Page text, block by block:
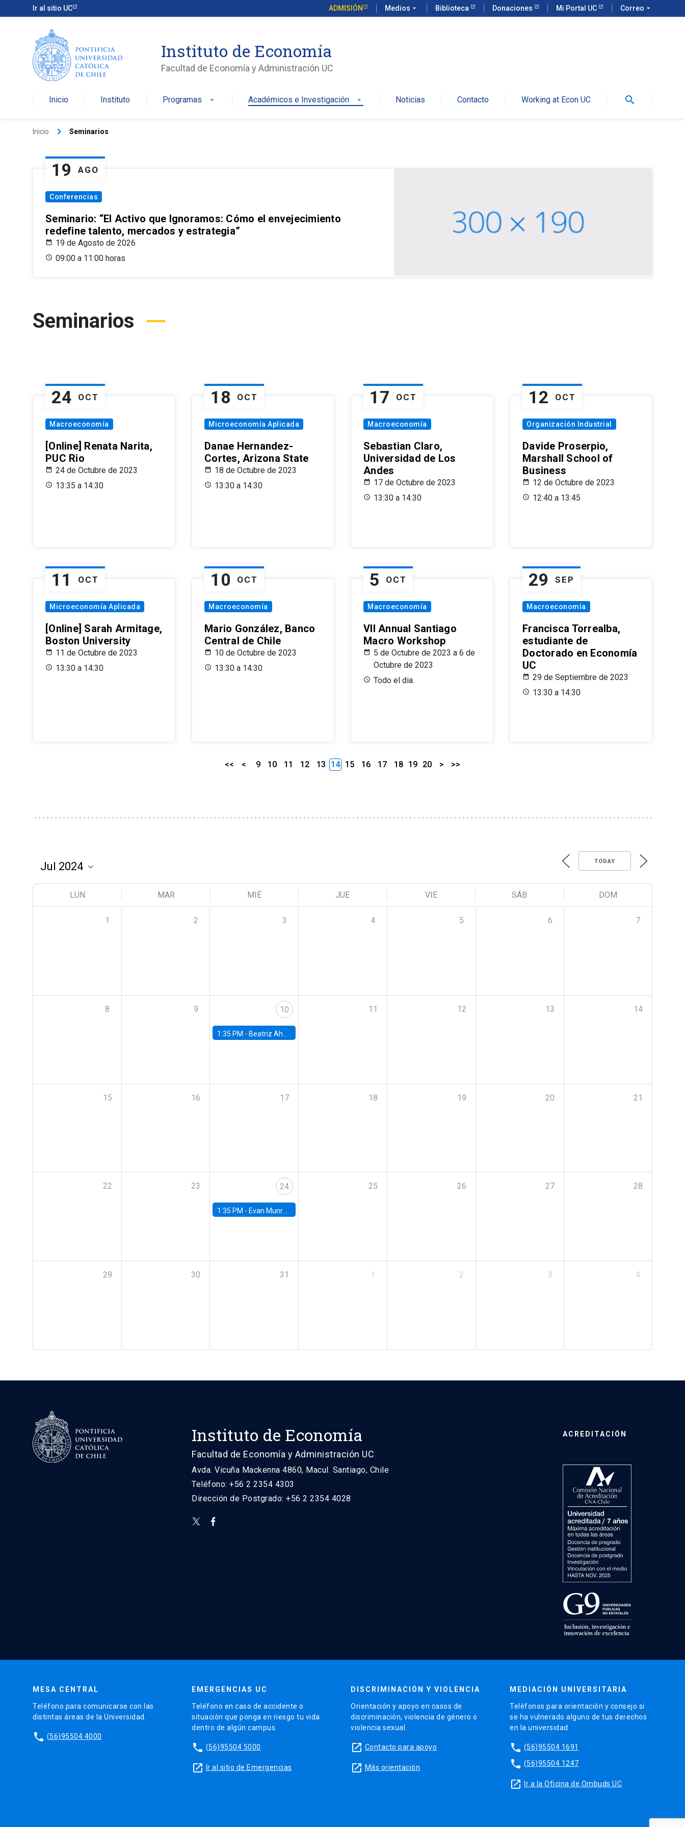
Ir al sitio UC ADMISIÓN Medios arrow_drop_down Biblioteca Donaciones Mi Portal UC Correo arrow_drop_down
Instituto de Economía
Facultad de Economía y Administración UC
Inicio Instituto Programas arrow_drop_down Académicos e Investigación arrow_drop_down Noticias Contacto Working at Econ UC search
Inicio keyboard_arrow_right Seminarios
19 AGO
Conferencias
Seminario: “El Activo que Ignoramos: Cómo el envejecimiento
redefine talento, mercados y estrategia”
19 de Agosto de 2026
09:00 a 11:00 horas
Seminarios
24 OCT
Macroeconomía
[Online] Renata Narita,
PUC Rio
24 de Octubre de 2023
13:35 a 14:30
18 OCT
Microeconomía Aplicada
Danae Hernandez-
Cortes, Arizona State
18 de Octubre de 2023
13:30 a 14:30
17 OCT
Macroeconomía
Sebastian Claro,
Universidad de Los
Andes
17 de Octubre de 2023
13:30 a 14:30
12 OCT
Organización Industrial
Davide Proserpio,
Marshall School of
Business
12 de Octubre de 2023
12:40 a 13:45
11 OCT
Microeconomía Aplicada
[Online] Sarah Armitage,
Boston University
11 de Octubre de 2023
13:30 a 14:30
10 OCT
Macroeconomía
Mario González, Banco
Central de Chile
10 de Octubre de 2023
13:30 a 14:30
5 OCT
Macroeconomía
VII Annual Santiago
Macro Workshop
5 de Octubre de 2023 a 6 de
Octubre de 2023
Todo el dia.
29 SEP
Macroeconomía
Francisca Torrealba,
estudiante de
Doctorado en Economía
UC
29 de Septiembre de 2023
13:30 a 14:30
<< < 9 10 11 12 13 14 15 16 17 18 19 20 > >>
TODAY
LUN MAR MIÉ JUE VIE SÁB DOM
1 2 3 4 5 6 7
8 9 10
1:35 PM - Beatriz Ahumada, PhD candidate, Universidad de Pittsburgh
11 12 13 14
15 16 17 18 19 20 21
22 23 24
1:35 PM - Evan Munro, Neyman Visiting Assistant Professor in the Department of Statistics at UC Berkeley
25 26 27 28
29 30 31 1 2 3 4
Instituto de Economía
Facultad de Economía y Administración UC
Avda. Vicuña Mackenna 4860, Macul. Santiago, Chile
Teléfono: +56 2 2354 4303
Dirección de Postgrado: +56 2 2354 4028
ACREDITACIÓN
MESA CENTRAL
Teléfono para comunicarse con las
distintas áreas de la Universidad.
phone (56)95504 4000
EMERGENCIAS UC
Teléfono en caso de accidente o
situación que ponga en riesgo tu vida
dentro de algún campus.
phone (56)95504 5000
launch Ir al sitio de Emergencias
DISCRIMINACIÓN Y VIOLENCIA
Orientación y apoyo en casos de
discriminación, violencia de género o
violencia sexual.
launch Contacto para apoyo
launch Más orientación
MEDIACIÓN UNIVERSITARIA
Teléfonos para orientación y consejo si
se ha vulnerado alguno de tus derechos
en la universidad.
phone (56)95504 1691
phone (56)95504 1247
launch Ir a la Oficina de Ombuds UC